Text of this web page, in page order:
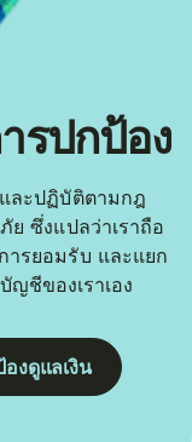
รปกป้อง
ละปฏิบัติตามกฎ
ย ซึ่งแปลว่าเราถือ
ารยอมรับ และแยก
ญชีของเราเอง
งดูแลเงิน